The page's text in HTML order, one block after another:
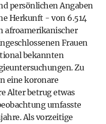
persönlichen Angaben
Herkunft - von 6.514
afroamerikanischer
Frauen
bekannten
Zu
eine koronare
Alter betrug etwas
umfasste
Als vorzeitige